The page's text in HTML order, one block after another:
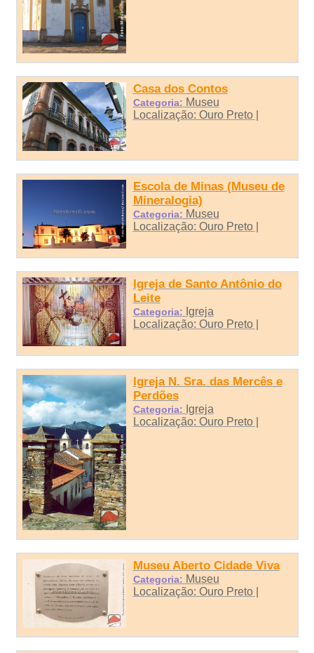
Casa dos Contos
Categoria: Museu
Localização: Ouro Preto |
Escola de Minas (Museu de
Mineralogia)
Categoria: Museu
Localização: Ouro Preto |
Igreja de Santo Antônio do
Leite
Categoria: Igreja
Localização: Ouro Preto |
Igreja N. Sra. das Mercês e
Perdões
Categoria: Igreja
Localização: Ouro Preto |
Museu Aberto Cidade Viva
Categoria: Museu
Localização: Ouro Preto |